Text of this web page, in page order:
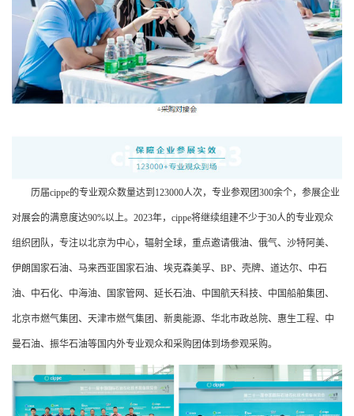
历届cippe的专业观众数量达到123000人次，专业参观团300余个，参展企业
对展会的满意度达90%以上。2023年，cippe将继续组建不少于30人的专业观众
组织团队，专注以北京为中心，辐射全球，重点邀请俄油、俄气、沙特阿美、
伊朗国家石油、马来西亚国家石油、埃克森美孚、BP、壳牌、道达尔、中石
油、中石化、中海油、国家管网、延长石油、中国航天科技、中国船舶集团、
北京市燃气集团、天津市燃气集团、新奥能源、华北市政总院、惠生工程、中
曼石油、振华石油等国内外专业观众和采购团体到场参观采购。